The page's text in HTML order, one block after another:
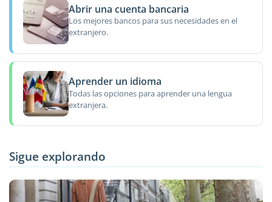
Abrir una cuenta bancaria
Los mejores bancos para sus necesidades en el
extranjero.
Aprender un idioma
Todas las opciones para aprender una lengua
extranjera.
Sigue explorando